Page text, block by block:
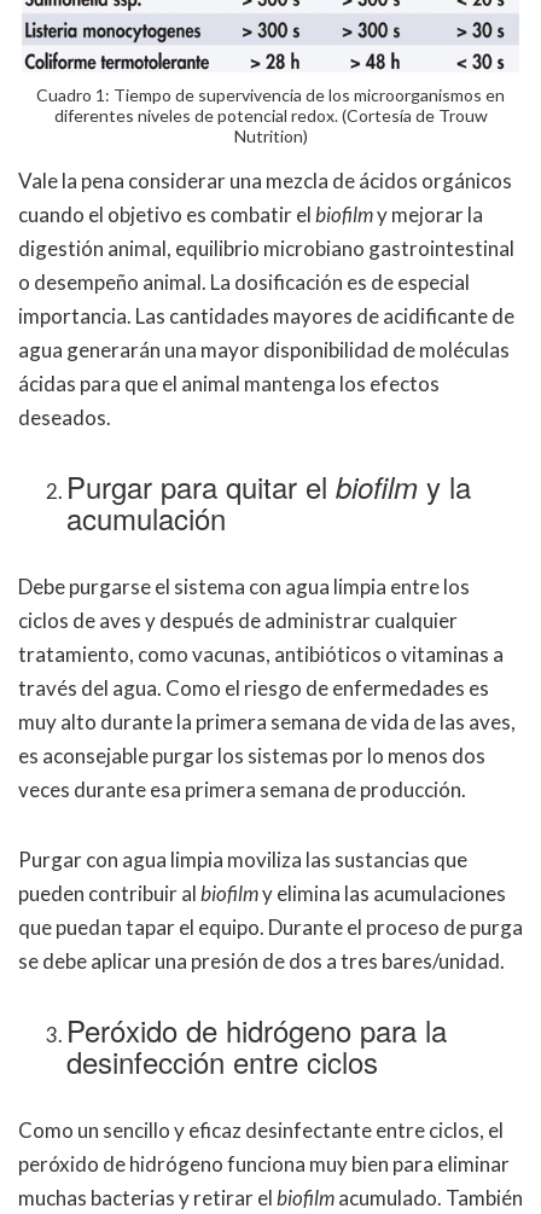
Cuadro 1: Tiempo de supervivencia de los microorganismos en
diferentes niveles de potencial redox. (Cortesía de Trouw
Nutrition)
Vale la pena considerar una mezcla de ácidos orgánicos
cuando el objetivo es combatir elbiofilmy mejorar la
digestión animal, equilibrio microbiano gastrointestinal
o desempeño animal. La dosificación es de especial
importancia. Las cantidades mayores de acidificante de
agua generarán una mayor disponibilidad de moléculas
ácidas para que el animal mantenga los efectos
deseados.
Purgar para quitar el biofilm y la
acumulación
Debe purgarse el sistema con agua limpia entre los
ciclos de aves y después de administrar cualquier
tratamiento, como vacunas, antibióticos o vitaminas a
través del agua. Como el riesgo de enfermedades es
muy alto durante la primera semana de vida de las aves,
es aconsejable purgar los sistemas por lo menos dos
veces durante esa primera semana de producción.
Purgar con agua limpia moviliza las sustancias que
pueden contribuir albiofilmy elimina las acumulaciones
que puedan tapar el equipo. Durante el proceso de purga
se debe aplicar una presión de dos a tres bares/unidad.
Peróxido de hidrógeno para la
desinfección entre ciclos
Como un sencillo y eficaz desinfectante entre ciclos, el
peróxido de hidrógeno funciona muy bien para eliminar
muchas bacterias y retirar elbiofilmacumulado. También